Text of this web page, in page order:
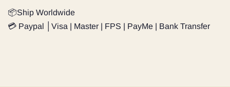
📦Ship Worldwide
💳 Paypal │Visa | Master | FPS | PayMe | Bank Transfer